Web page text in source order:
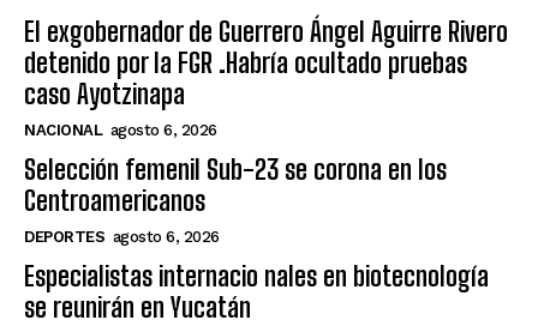
El exgobernador de Guerrero Ángel Aguirre Rivero
detenido por la FGR .Habría ocultado pruebas
caso Ayotzinapa
NACIONAL agosto 6, 2026
Selección femenil Sub-23 se corona en los
Centroamericanos
DEPORTES agosto 6, 2026
Especialistas internacio nales en biotecnología
se reunirán en Yucatán